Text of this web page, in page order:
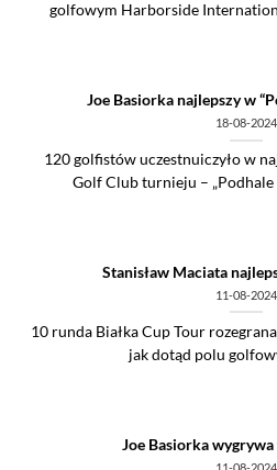
golfowym Harborside
Joe Basiorka najlepszy w
18-08-2024
120 golfistów uczestnuiczyło w
Golf Club turnieju – „Podhale
Stanisław Maciata
11-08-2024
10 runda Białka Cup Tour
jak dotąd polu
Joe Basiorka
11-08-2024